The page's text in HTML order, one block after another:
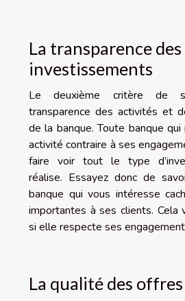
La transparence des
investissements
Le deuxième critère de
transparence des activités et
de la banque. Toute banque qui
activité contraire à ses
faire voir tout le type
réalise. Essayez donc de
banque qui vous intéresse
importantes à ses clients. Cela
si elle respecte ses
La qualité des offres